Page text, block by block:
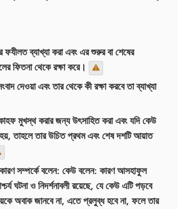
ব্যাখ্যা করা এবং এর শুরুর বা শেষের
ফিতনা থেকে রক্ষা করে।
দেওয়া এবং তার থেকে কী রক্ষা করবে তা ব্যাখ্যা
মুখস্থ করার জন্য উৎসাহিত করা এবং যদি কেউ
তাহলে তার উচিত প্রথম এবং শেষ দশটি আয়াত
সম্পর্কে বলেন: কেউ বলেন: কারণ আসহাফুল
ঘটনা ও নিদর্শনাবলী রয়েছে, যে কেউ এটি পড়বে
অবাক জানবে না, এতে প্রলুব্ধ হবে না, ফলে তার